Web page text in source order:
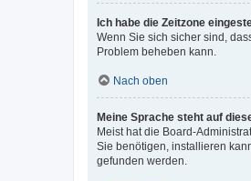
Ich habe die Zeitzone
Wenn Sie sich sicher sind,
Problem beheben kann.
Nach oben
Meine Sprache steht auf
Meist hat die Board-
Sie benötigen, installieren
gefunden werden.